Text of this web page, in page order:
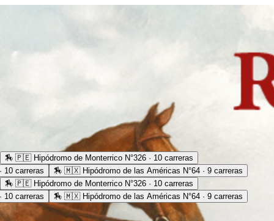
🏇 🇵🇪 Hipódromo de Monterrico N°326 · 10 carreras
10 carreras
🏇 🇲🇽 Hipódromo de las Américas N°64 · 9 carreras
🏇 🇵🇪 Hipódromo de Monterrico N°326 · 10 carreras
10 carreras
🏇 🇲🇽 Hipódromo de las Américas N°64 · 9 carreras